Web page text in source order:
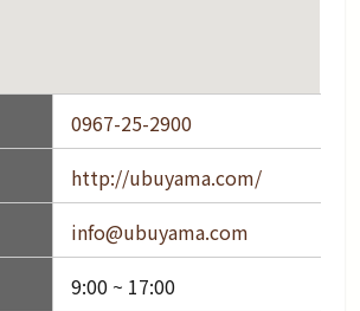
0967-25-2900
http://ubuyama.com/
info@ubuyama.com
9:00 ~ 17:00